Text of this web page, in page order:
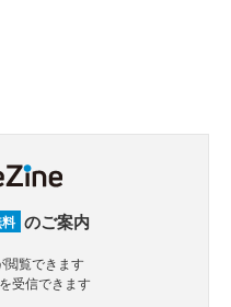
のご案内
閲覧できます
受信できます